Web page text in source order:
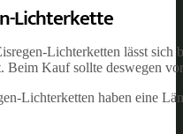
Lichterkette
Lichterketten lässt sich
Beim Kauf sollte deswegen
Lichterketten haben eine